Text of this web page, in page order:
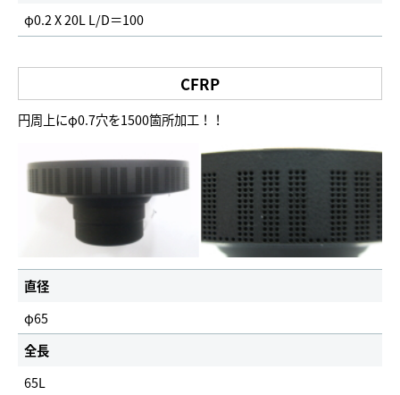
φ0.2 X 20L L/D＝100
CFRP
円周上にφ0.7穴を1500箇所加工！！
直径
φ65
全長
65L